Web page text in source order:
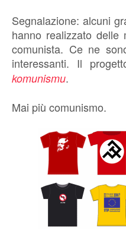
Segnalazione: alcuni
hanno realizzato delle
comunista. Ce ne
interessanti. Il
komunismu.
Mai più comunismo.